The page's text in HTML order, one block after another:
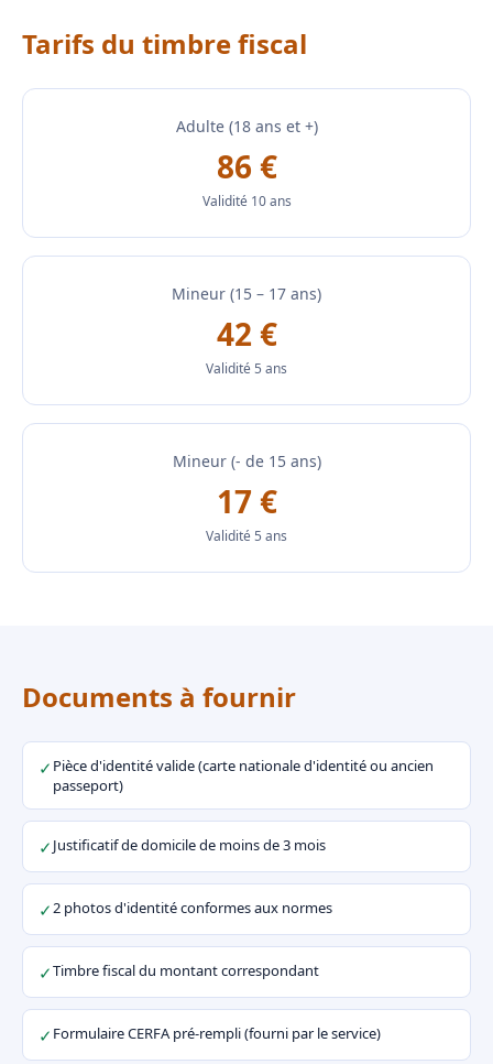
Tarifs du timbre fiscal
Adulte (18 ans et +)
86 €
Validité 10 ans
Mineur (15 – 17 ans)
42 €
Validité 5 ans
Mineur (- de 15 ans)
17 €
Validité 5 ans
Documents à fournir
✓ Pièce d'identité valide (carte nationale d'identité ou ancien
passeport)
✓Justificatif de domicile de moins de 3 mois
✓2 photos d'identité conformes aux normes
✓Timbre fiscal du montant correspondant
✓ Formulaire CERFA pré-rempli (fourni par le service)